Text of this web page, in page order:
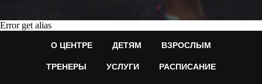
Error get alias
О ЦЕНТРЕ ДЕТЯМ ВЗРОСЛЫМ
ТРЕНЕРЫ УСЛУГИ РАСПИСАНИЕ